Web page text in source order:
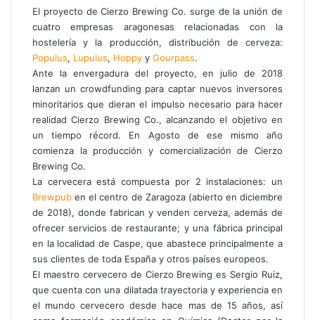
El proyecto de Cierzo Brewing Co. surge de la unión de
cuatro empresas aragonesas relacionadas con la
hostelería y la producción, distribución de cerveza:
Populus, Lupulus, Hoppy y Gourpass.
Ante la envergadura del proyecto, en julio de 2018
lanzan un crowdfunding para captar nuevos inversores
minoritarios que dieran el impulso necesario para hacer
realidad Cierzo Brewing Co., alcanzando el objetivo en
un tiempo récord. En Agosto de ese mismo año
comienza la producción y comercialización de Cierzo
Brewing Co.
La cervecera está compuesta por 2 instalaciones: un
Brewpub en el centro de Zaragoza (abierto en diciembre
de 2018), donde fabrican y venden cerveza, además de
ofrecer servicios de restaurante; y una fábrica principal
en la localidad de Caspe, que abastece principalmente a
sus clientes de toda España y otros países europeos.
El maestro cervecero de Cierzo Brewing es Sergio Ruiz,
que cuenta con una dilatada trayectoria y experiencia en
el mundo cervecero desde hace mas de 15 años, así